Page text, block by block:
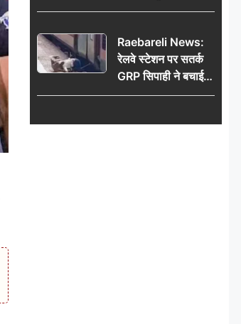
को वितरित किए गए छाते
Raebareli News:
रेलवे स्टेशन पर सतर्क
GRP सिपाही ने बचाई
महिला की जान, चलती
हादसा टला; घटना